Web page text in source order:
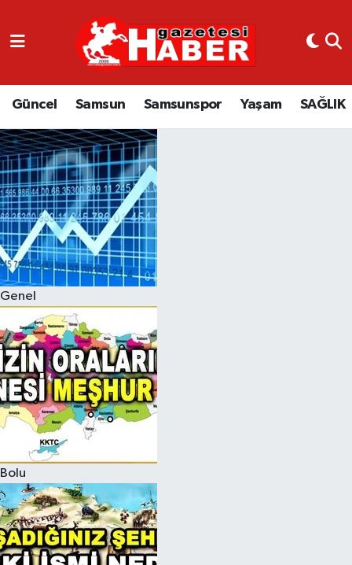
Güncel Samsun Samsunspor Yaşam SAĞLIK
Genel
Bolu
GÜNCEL
SAMSUN
SAMSUNSPOR
EKONOMİ
YAŞAM